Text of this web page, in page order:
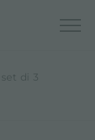
set di 3